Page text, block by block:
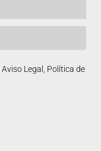
Aviso Legal, Política de